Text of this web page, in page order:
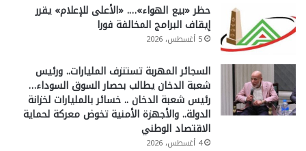
حظر «بيع الهواء»…. «الأعلى للإعلام» يقرر
إيقاف البرامج المخالفة فورا
5 أغسطس، 2026
السجائر المهربة تستنزف المليارات.. ورئيس
شعبة الدخان يطالب بحصار السوق السوداء…
رئيس شعبة الدخان .. خسائر بالمليارات لخزانة
الدولة.. والأجهزة الأمنية تخوض معركة لحماية
الاقتصاد الوطني
4 أغسطس، 2026